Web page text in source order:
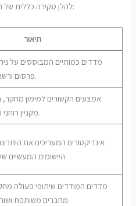
להלן סקירה כללית של הסוגים השונים של מדדי ביצועי מחקר:
תיאור
מדדים כמותיים המבוססים על
פרסום ורשתות שיתוף פעולה.
אמצעים הקשורים למימון
מקניין רוחני והחזר על השקעה.
אינדיקטורים המעריכים את
היישומים המעשיים של תוצאות המחקר.
מדדים המודדים שיתופי פעולה
מחברים משותפת ושותפויות בינלאומיות.